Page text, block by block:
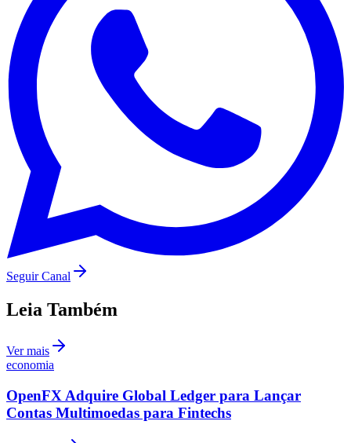
Botafogo
Seguir Canal
Leia Também
Ver mais
economia
OpenFX Adquire Global Ledger para Lançar
Contas Multimoedas para Fintechs